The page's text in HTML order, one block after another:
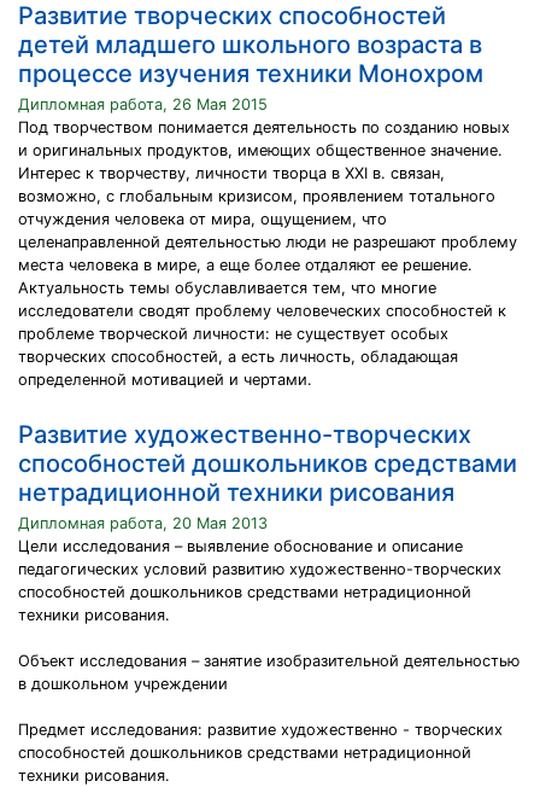
Развитие творческих способностей
детей младшего школьного возраста в
процессе изучения техники Монохром
Дипломная работа, 26 Мая 2015
Под творчеством понимается деятельность по созданию новых
и оригинальных продуктов, имеющих общественное значение.
Интерес к творчеству, личности творца в XXI в. связан,
возможно, с глобальным кризисом, проявлением тотального
отчуждения человека от мира, ощущением, что
целенаправленной деятельностью люди не разрешают проблему
места человека в мире, а еще более отдаляют ее решение.
Актуальность темы обуславливается тем, что многие
исследователи сводят проблему человеческих способностей к
проблеме творческой личности: не существует особых
творческих способностей, а есть личность, обладающая
определенной мотивацией и чертами.
Развитие художественно-творческих
способностей дошкольников средствами
нетрадиционной техники рисования
Дипломная работа, 20 Мая 2013
Цели исследования – выявление обоснование и описание
педагогических условий развитию художественно-творческих
способностей дошкольников средствами нетрадиционной
техники рисования.
Объект исследования – занятие изобразительной деятельностью
в дошкольном учреждении
Предмет исследования: развитие художественно - творческих
способностей дошкольников средствами нетрадиционной
техники рисования.